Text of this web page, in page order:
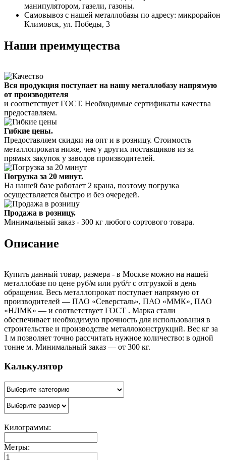
манипулятором, газели, газоны.
Самовывоз с нашей металлобазы по адресу: микрорайон
Климовск, ул. Победы, 3
Наши преимущества
Вся продукция поступает на нашу металлобазу напрямую
от производителя
и соответствует ГОСТ. Необходимые сертификаты качества
предоставляем.
Гибкие цены.
Предоставляем скидки на опт и в розницу. Стоимость
металлопроката ниже, чем у других поставщиков из за
прямых закупок у заводов производителей.
Погрузка за 20 минут.
На нашей базе работает 2 крана, поэтому погрузка
осуществляется быстро и без очередей.
Продажа в розницу.
Минимальный заказ - 300 кг любого сортового товара.
Описание
Купить данный товар, размера - в Москве можно на нашей
металлобазе по цене руб/м или руб/т с отгрузкой в день
обращения. Весь металлопрокат поступает напрямую от
производителей — ПАО «Северсталь», ПАО «ММК», ПАО
«НЛМК» — и соответствует ГОСТ . Марка стали
обеспечивает необходимую прочность для использования в
строительстве и производстве металлоконструкций. Вес кг за
1 м позволяет точно рассчитать нужное количество: в одной
тонне м. Минимальный заказ — от 300 кг.
Калькулятор
Килограммы:
Метры: